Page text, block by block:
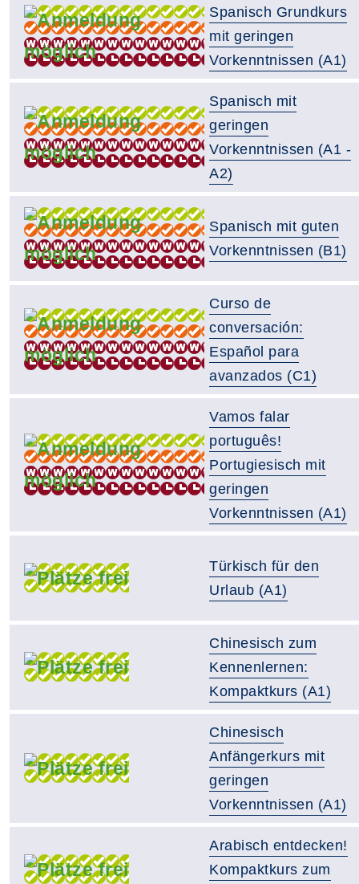
Spanisch Grundkurs
mit geringen
Vorkenntnissen (A1)
Spanisch mit
geringen
Vorkenntnissen (A1 -
A2)
Spanisch mit guten
Vorkenntnissen (B1)
Curso de
conversación:
Español para
avanzados (C1)
Vamos falar
português!
Portugiesisch mit
geringen
Vorkenntnissen (A1)
Türkisch für den
Urlaub (A1)
Chinesisch zum
Kennenlernen:
Kompaktkurs (A1)
Chinesisch
Anfängerkurs mit
geringen
Vorkenntnissen (A1)
Arabisch entdecken!
Kompaktkurs zum